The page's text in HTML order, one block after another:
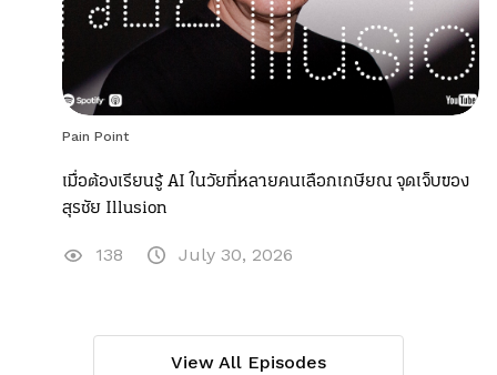
Pain Point
เมื่อต้องเรียนรู้ AI ในวัยที่หลายคนเลือกเกษียณ จุดเจ็บของ
สุรชัย Illusion
138 July 30, 2026
View All Episodes